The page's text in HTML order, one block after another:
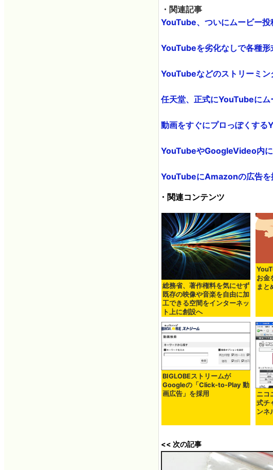
・関連記事
YouTube、ついにムービー
YouTubeを劣化なしで各種
YouTubeなどのストリーミ
任天堂、正式にYouTubeに
動画をすぐにプロっぽくす
YouTubeやGoogleVideo内
YouTubeにAmazonの広告
・関連コンテンツ
総務省、著作権料を気にせず
既存の映像や音楽を自由に加
工できる空間をインターネッ
ト上に創設へ
お金
まと
BIGLOBEストリームが
Googleの「Click-to-Play 動
画広告」を採用
ニコ
式チ
ンネ
<< 次の記事